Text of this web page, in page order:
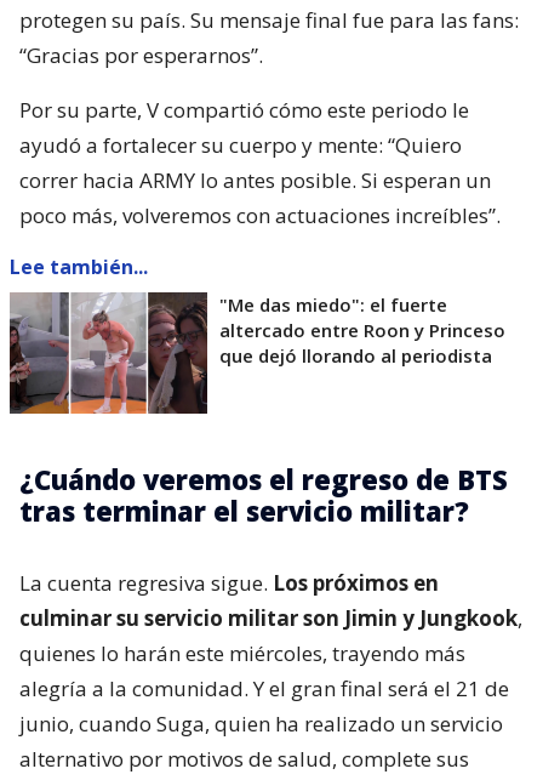
protegen su país. Su mensaje final fue para las fans:
“Gracias por esperarnos”.
Por su parte, V compartió cómo este periodo le
ayudó a fortalecer su cuerpo y mente: “Quiero
correr hacia ARMY lo antes posible. Si esperan un
poco más, volveremos con actuaciones increíbles”.
Lee también...
"Me das miedo": el fuerte
altercado entre Roon y Princeso
que dejó llorando al periodista
¿Cuándo veremos el regreso de BTS
tras terminar el servicio militar?
La cuenta regresiva sigue. Los próximos en
culminar su servicio militar son Jimin y Jungkook,
quienes lo harán este miércoles, trayendo más
alegría a la comunidad. Y el gran final será el 21 de
junio, cuando Suga, quien ha realizado un servicio
alternativo por motivos de salud, complete sus